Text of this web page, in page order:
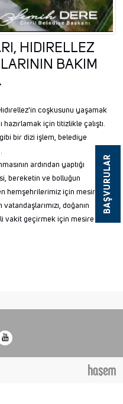
BAŞVURULAR
HIDIRELLEZ
BAKIM
coşkusunu yaşamak
için titizlikle çalıştı.
bir dizi işlem, belediye
ardından yaptığı
bereketin ve bolluğun
hemşehrilerimiz için mesire
doğanın
vakit geçirmek için mesire